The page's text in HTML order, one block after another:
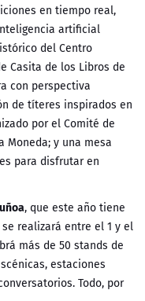
en tiempo real,
artificial
del Centro
Casita de los Libros de
con perspectiva
de títeres inspirados en
por el Comité de
Moneda; y una mesa
para disfrutar en
, que este año tiene
realizará entre el 1 y el
más de 50 stands de
estaciones
Todo, por